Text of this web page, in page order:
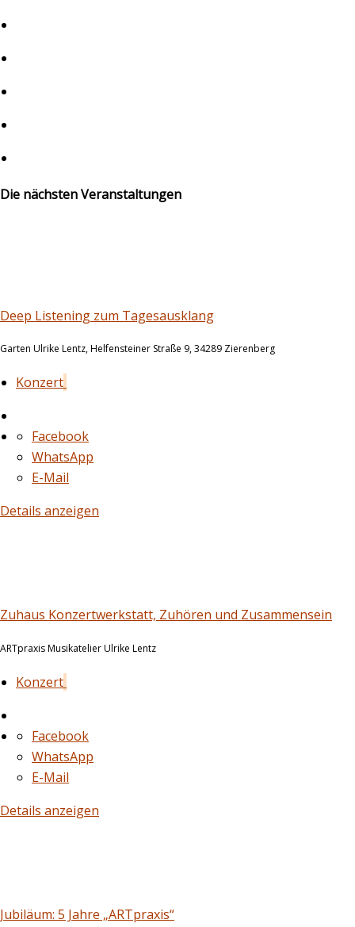
Die nächsten Veranstaltungen
Deep Listening zum Tagesausklang
Garten Ulrike Lentz, Helfensteiner Straße 9, 34289 Zierenberg
Konzert
Facebook
WhatsApp
E-Mail
Details anzeigen
Zuhaus Konzertwerkstatt, Zuhören und Zusammensein
ARTpraxis Musikatelier Ulrike Lentz
Konzert
Facebook
WhatsApp
E-Mail
Details anzeigen
Jubiläum: 5 Jahre „ARTpraxis“